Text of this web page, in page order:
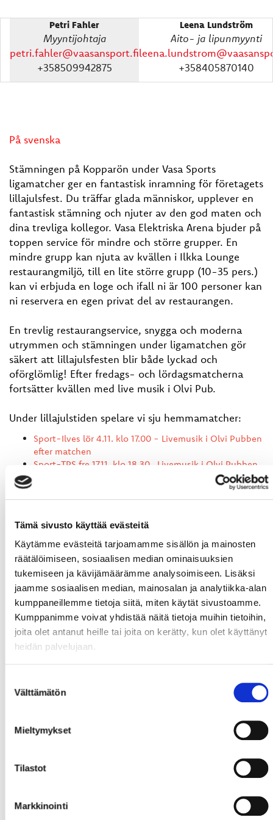
Tämä sivusto käyttää evästeitä
Käytämme evästeitä tarjoamamme sisällön ja mainosten
räätälöimiseen, sosiaalisen median ominaisuuksien
tukemiseen ja kävijämäärämme analysoimiseen. Lisäksi
jaamme sosiaalisen median, mainosalan ja analytiikka-alan
kumppaneillemme tietoja siitä, miten käytät sivustoamme.
Kumppanimme voivat yhdistää näitä tietoja muihin tietoihin,
joita olet antanut heille tai joita on kerätty, kun olet käyttänyt
heidän palvelujaan.
valinta
Välttämätön
Mieltymykset
Tilastot
Markkinointi
Petri Fahler Leena Lundström
Myyntijohtaja
petri.fahler@vaasansport.fi
+358509942875
Aito- ja lipunmyynti
+358405870140
På svenska
Stämningen på Kopparön under Vasa Sports
ligamatcher ger en fantastisk inramning för företagets
lillajulsfest. Du träffar glada människor, upplever en
fantastisk stämning och njuter av den god maten och
dina trevliga kollegor. Vasa Elektriska Arena bjuder på
toppen service för mindre och större grupper. En
mindre grupp kan njuta av kvällen i Ilkka Lounge
restaurangmiljö, till en lite större grupp (10-35 pers.)
kan vi erbjuda en loge och ifall ni är 100 personer kan
ni reservera en egen privat del av restaurangen.
En trevlig restaurangservice, snygga och moderna
utrymmen och stämningen under ligamatchen gör
säkert att lillajulsfesten blir både lyckad och
oförglömlig! Efter fredags- och lördagsmatcherna
fortsätter kvällen med live musik i Olvi Pub.
Under lillajulstiden spelare vi sju hemmamatcher:
Sport-Ilves lör 4.11. klo 17.00 - Livemusik i Olvi Pubben
efter matchen
Sport-TPS fre 17.11. klo 18.30 . Livemusik i Olvi Pubben
Sport-Tappara fre 24.11. klo 18.30 - Livemusik i Olvi
Sport-SaiPa fre 1.12. klo 18.30 -
Pubben efter matchen
Sport-JYP lör 9.12. klo 18.30 - Livemusik i Olvi Pubben
efter matchen
Sport-Kärpät tis 19.12 klo 18.30
Vi har märkt medröttde matcher som redan börjar
fyllas, ifall ni är intresserad av dessa rekommenderar vi
att ni bokar era platser så snart som möjligt.